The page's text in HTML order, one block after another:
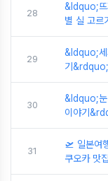
28
&ldquo;뜨
별 실 고
29
&ldquo;세
기&rdquo;
30
&ldquo;눈
이야기
31
🛫 일본여
쿠오카 맛